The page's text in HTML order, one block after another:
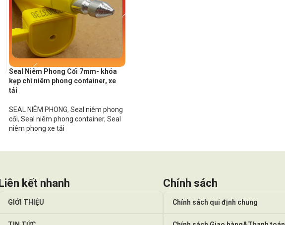
Seal Niêm Phong Cối 7mm- khóa
kẹp chì niêm phong container, xe
tải
SEAL NIÊM PHONG, Seal niêm phong
cối, Seal niêm phong container, Seal
niêm phong xe tải
Liên kết nhanh
GIỚI THIỆU
Chính sách
Chính sách qui định chung